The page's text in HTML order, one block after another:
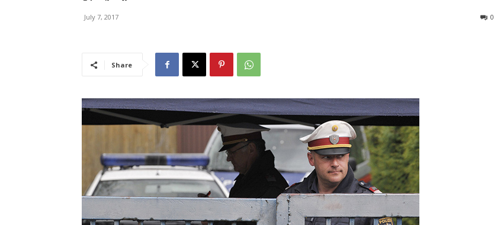
July 7, 2017 0
Share